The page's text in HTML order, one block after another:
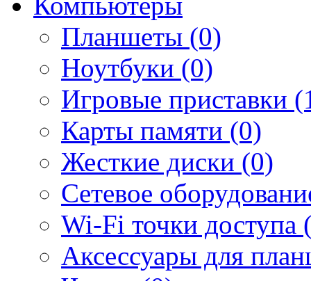
Планшеты (0)
Ноутбуки (0)
Игровые приставки
Карты памяти (0)
Жесткие диски (0)
Сетевое
Wi-Fi точки доступа
Аксессуары для